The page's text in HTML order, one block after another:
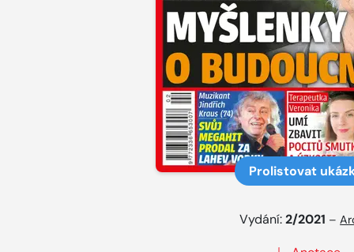
Prolistovat
Vydání:2/2021 –